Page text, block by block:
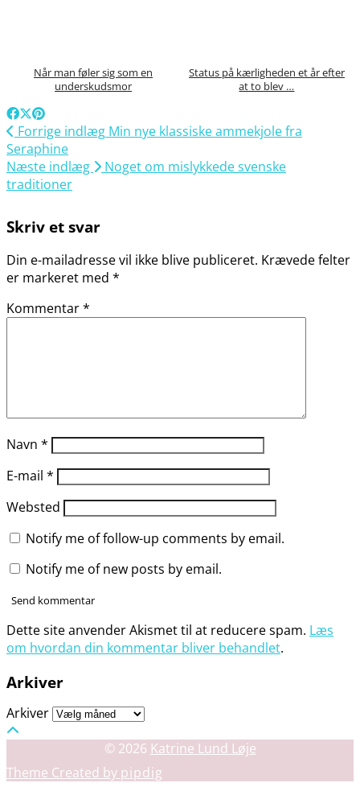
Når man føler sig som en
underskudsmor
Status på kærligheden et år efter
at to blev …
Forrige indlæg Min nye klassiske ammekjole fra
Seraphine
Næste indlæg
Noget om mislykkede svenske
traditioner
Skriv et svar
Din e-mailadresse vil ikke blive publiceret. Krævede felter
er markeret med *
Kommentar*
Navn *
E-mail *
Websted
Notify me of follow-up comments by email.
Notify me of new posts by email.
Dette site anvender Akismet til at reducere spam. Læs
om hvordan din kommentar bliver behandlet.
Arkiver
Arkiver
© 2026 Katrine Lund Løje
Theme Created by pipdig